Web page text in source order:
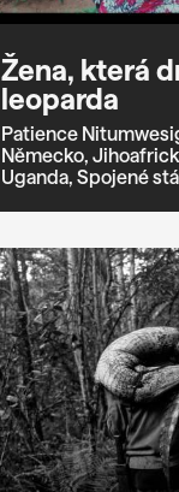
Žena, která
leoparda
Patience
Německo,
Uganda, Spojené